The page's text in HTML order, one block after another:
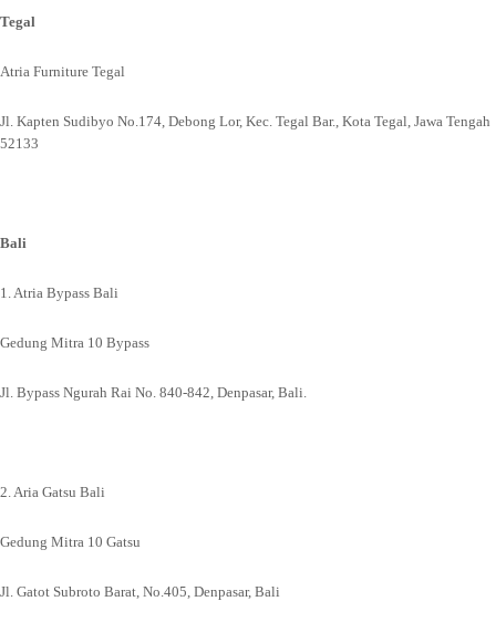
Tegal
Atria Furniture Tegal
Jl. Kapten Sudibyo No.174, Debong Lor, Kec. Tegal Bar., Kota Tegal, Jawa Tengah
52133
Bali
1. Atria Bypass Bali
Gedung Mitra 10 Bypass
Jl. Bypass Ngurah Rai No. 840-842, Denpasar, Bali.
2. Aria Gatsu Bali
Gedung Mitra 10 Gatsu
Jl. Gatot Subroto Barat, No.405, Denpasar, Bali